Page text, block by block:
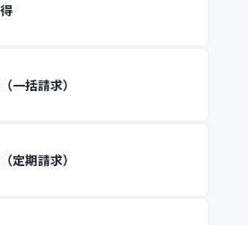
一括請求）
定期請求）